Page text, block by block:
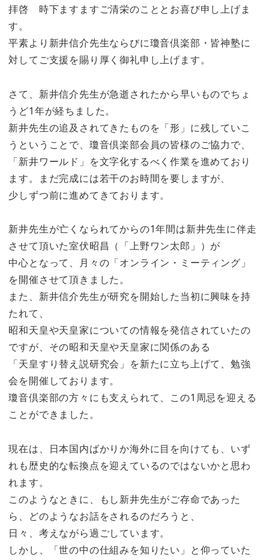
拝啓 時下ますますご清栄のこととお喜び申し上げま
す。
平素より新井信介先生ならびに瓊音倶楽部・皆神塾に
対してご支援を賜り厚く御礼申し上げます。
さて、新井信介先生が急逝されたから早いものでちょ
うど1年が経ちました。
新井先生の追及されてきたものを「形」に残していこ
うということで、瓊音倶楽部会員の皆様のご協力で、
「新井ワールド」を文字化するべく作業を進めており
ます。まだ完成には若干のお時間を要しますが、
少しずつ前に進めてきております。
新井先生が亡くなられてからの1年間は新井先生に伴走
させて頂いた室伏昭昌（「上野ワン太郎」）が
中心となって、月々の「オンライン・ミーティング」
を開催させて頂きました。
また、新井信介先生が研究を開始した当初に興味を持
たれて、
昭和天皇や天皇家についての情報を発信されていたの
ですが、その昭和天皇や天皇家に関係のある
「天皇すり替え説研究会」を新たに立ち上げて、勉強
会を開催しております。
瓊音倶楽部の方々にも支えられて、この1周忌を迎える
ことができました。
現在は、日本国内ばかりか海外に目を向けても、いず
れも歴史的な転換点を迎えているのではないかと思わ
れます。
このようなときに、もし新井先生がご存命であった
ら、どのようなお話をされるのだろうと、
日々、考えながら過ごしています。
しかし、「世の中の仕組みを知りたい」と仰っていた